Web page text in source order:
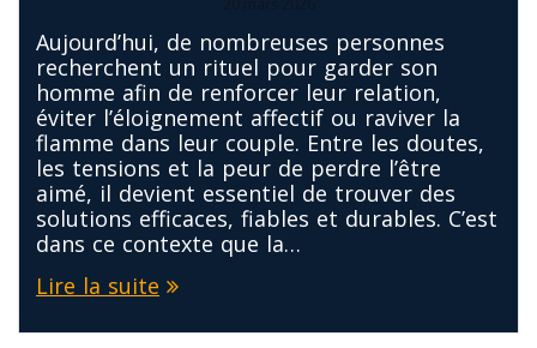
Aujourd’hui, de nombreuses personnes
recherchent un rituel pour garder son
homme afin de renforcer leur relation,
éviter l’éloignement affectif ou raviver la
flamme dans leur couple. Entre les doutes,
les tensions et la peur de perdre l’être
aimé, il devient essentiel de trouver des
solutions efficaces, fiables et durables. C’est
dans ce contexte que la…
Lire la suite